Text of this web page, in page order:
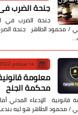
جنحة الضرب
جنحة الضرب في
/ محمود الطاهر جنحة
14 سبتمبر 2022
معلومة
محكمة الجنح
قانونية الإدعاء المدني
/ محمود الطاهر هو ليه